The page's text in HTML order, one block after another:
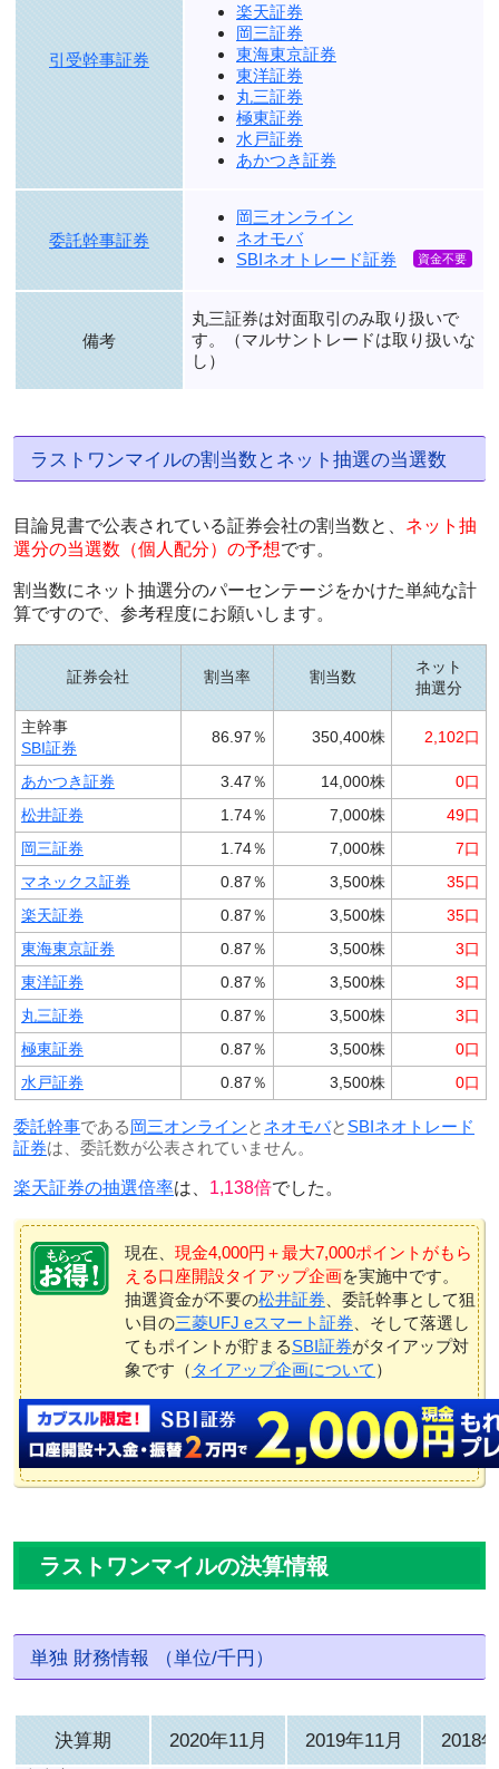
引受幹事証券
楽天証券
岡三証券
東海東京証券
東洋証券
丸三証券
極東証券
水戸証券
あかつき証券
委託幹事証券
岡三オンライン
ネオモバ
SBIネオトレード証券
備考
丸三証券は対面取引のみ取り扱いで
す。（マルサントレードは取り扱いな
し）
ラストワンマイルの割当数とネット抽選の当選数
目論見書で公表されている証券会社の割当数と、 ネット抽
選分の当選数（個人配分）の予想です。
割当数にネット抽選分のパーセンテージをかけた単純な計
算ですので、参考程度にお願いします。
証券会社 割当率 割当数
ネット
抽選分
主幹事
SBI証券
86.97％ 350,400株 2,102口
あかつき証券 3.47％ 14,000株
0口
松井証券
1.74％ 7,000株
49口
岡三証券
1.74％ 7,000株
7口
マネックス証券
0.87％ 3,500株
35口
楽天証券
0.87％ 3,500株
35口
東海東京証券
0.87％ 3,500株
3口
東洋証券
0.87％ 3,500株
3口
丸三証券
0.87％ 3,500株
3口
極東証券
0.87％ 3,500株
0口
水戸証券
0.87％ 3,500株 0口
委託幹事である岡三オンラインと ネオモバと SBIネオトレード
証券は、委託数が公表されていません。
楽天証券の抽選倍率は、 1,138倍でした。
現在、 現金4,000円＋最大7,000ポイントがもら
える口座開設タイアップ企画を実施中です。
抽選資金が不要の松井証券 、委託幹事として狙
い目の三菱UFJ eスマート証券 、そして落選し
てもポイントが貯まるSBI証券がタイアップ対
象です（ タイアップ企画について ）
ラストワンマイルの決算情報
単独 財務情報 （単位/千円）
決算期 2020年11月 2019年11月 2018